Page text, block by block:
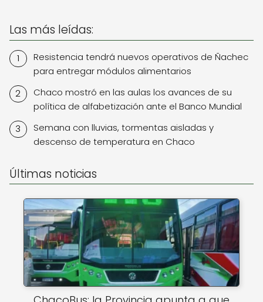
Las más leídas:
Resistencia tendrá nuevos operativos de Ñachec
para entregar módulos alimentarios
Chaco mostró en las aulas los avances de su
política de alfabetización ante el Banco Mundial
Semana con lluvias, tormentas aisladas y
descenso de temperatura en Chaco
Últimas noticias